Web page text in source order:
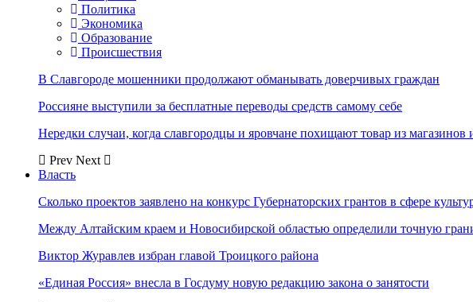
Политика
Экономика
Образование
Происшествия
В Славгороде мошенники продолжают обманывать доверчивых граждан
Россияне выступили за бесплатные переводы средств самому себе
Нередки случаи, когда славгородцы и яровчане похищают товар из
Prev Next
Власть
Сколько проектов заявлено на конкурс Губернаторских грантов в сфере
Между Алтайским краем и Новосибирской областью определили точную
Виктор Журавлев избран главой Троицкого района
«Единая Россия» внесла в Госдуму новую редакцию закона о занятости